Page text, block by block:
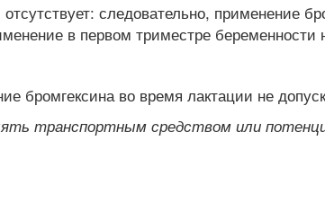
следовательно, применение
в первом триместре беременности
бромгексина во время лактации не
транспортным средством или